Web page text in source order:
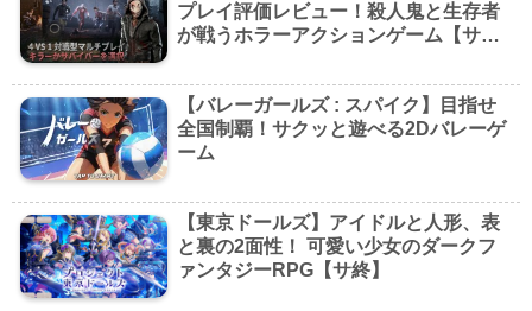
プレイ評価レビュー！殺人鬼と生存者
が戦うホラーアクションゲーム【サ
【バレーガールズ : スパイク】目指せ
全国制覇！サクッと遊べる2Dバレーゲ
ーム
【東京ドールズ】アイドルと人形、表
と裏の2面性！ 可愛い少女のダークフ
ァンタジーRPG【サ終】